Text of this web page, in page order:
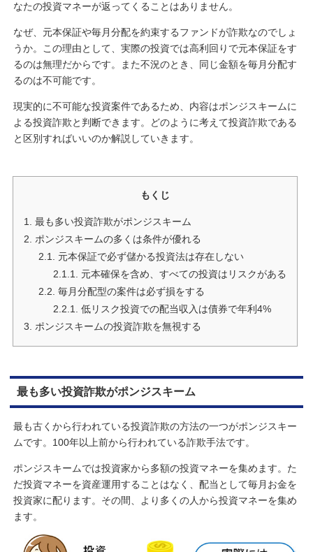
なたの投資マネーが返ってくることはありません。
なぜ、元本保証や毎月分配を約束するファンドが詐欺なのでしょ
うか。この理由として、実際の投資では高利回りで元本保証をす
るのは無理だからです。また不況のとき、同じ金額を毎月分配す
るのは不可能です。
現実的に不可能な投資案件であるため、内容はポンジスキームに
よる投資詐欺と判断できます。どのように考えて投資詐欺である
と区別すればいいのか解説していきます。
もくじ
1. 最も多い投資詐欺がポンジスキーム
2. ポンジスキームの多くは条件が優れる
2.1. 元本保証で必ず儲かる投資法は存在しない
2.1.1. 元本確保を含め、すべての投資はリスクがある
2.2. 毎月分配型の案件は必ず損をする
2.2.1. 低リスク投資での配当収入は債券で年利4%
3. ポンジスキームの投資詐欺を無視する
最も多い投資詐欺がポンジスキーム
最も古くから行われている投資詐欺の方法の一つがポンジスキー
ムです。100年以上前から行われている詐欺手法です。
ポンジスキームでは投資家から多額の投資マネーを集めます。た
だ投資マネーを資産運用することはなく、配当として毎月お金を
投資家に配ります。その間、より多くの人から投資マネーを集め
ます。